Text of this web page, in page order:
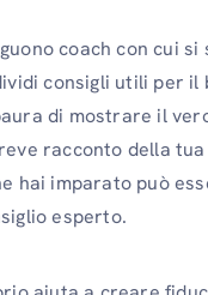
coach con cui si
consigli utili per il
di mostrare il
racconto della
hai imparato può
esperto.